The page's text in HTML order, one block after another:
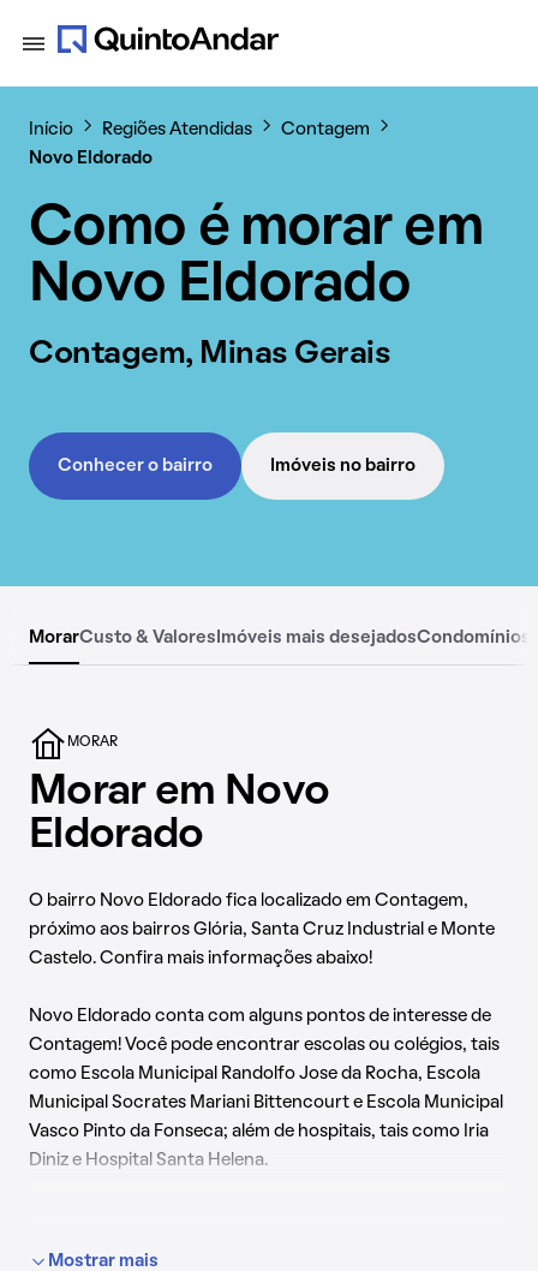
Início Regiões Atendidas
Contagem
Novo Eldorado
Como é morar em
Novo Eldorado
Contagem, Minas Gerais
Conhecer o bairro Imóveis no bairro
MorarCusto & Valores Imóveis mais desejadosCondomínios
MORAR
Morar em Novo
Eldorado
O bairro Novo Eldorado fica localizado em Contagem,
próximo aos bairros Glória, Santa Cruz Industrial e Monte
Castelo. Confira mais informações abaixo!
Novo Eldorado conta com alguns pontos de interesse de
Contagem! Você pode encontrar escolas ou colégios, tais
como Escola Municipal Randolfo Jose da Rocha, Escola
Municipal Socrates Mariani Bittencourt e Escola Municipal
Vasco Pinto da Fonseca; além de hospitais, tais como Iria
Diniz e Hospital Santa Helena.
Mostrar mais